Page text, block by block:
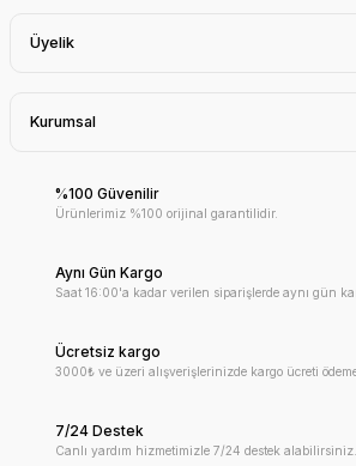
Üyelik
Kurumsal
%100 Güvenilir
Ürünlerimiz %100 orijinal garantilidir.
Aynı Gün Kargo
Saat 16:00'a kadar verilen siparişlerde aynı gün
Ücretsiz kargo
3000₺ ve üzeri alışverişlerinizde kargo ücreti
7/24 Destek
Canlı yardım hizmetimizle 7/24 destek alabilirsiniz.